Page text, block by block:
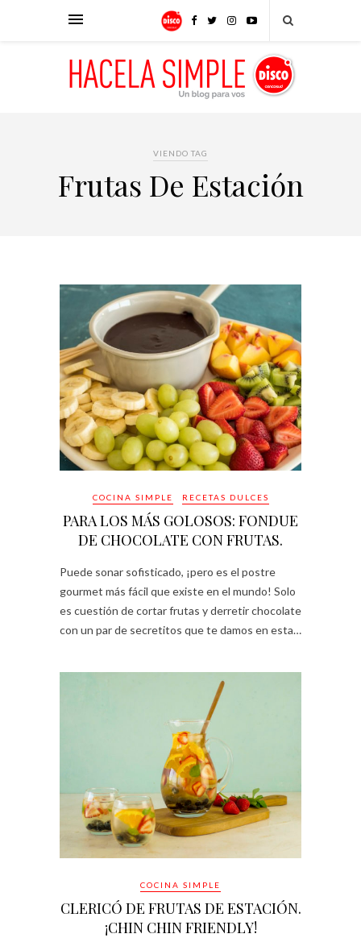
VIENDO TAG
Frutas De Estación
COCINA SIMPLE RECETAS DULCES
PARA LOS MÁS GOLOSOS: FONDUE
DE CHOCOLATE CON FRUTAS.
Puede sonar sofisticado, ¡pero es el postre
gourmet más fácil que existe en el mundo! Solo
es cuestión de cortar frutas y derretir chocolate
con un par de secretitos que te damos en esta…
COCINA SIMPLE
CLERICÓ DE FRUTAS DE ESTACIÓN.
¡CHIN CHIN FRIENDLY!